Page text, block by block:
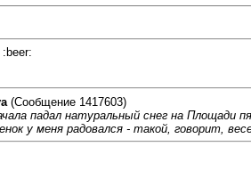
(Сообщение 1417603)
падал натуральный снег на Площади
у меня радовался - такой, говорит,